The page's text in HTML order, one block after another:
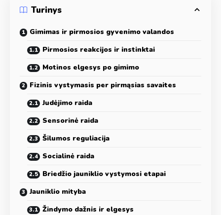
Turinys
Gimimas ir pirmosios gyvenimo valandos
Pirmosios reakcijos ir instinktai
Motinos elgesys po gimimo
Fizinis vystymasis per pirmąsias savaites
Judėjimo raida
Sensorinė raida
Šilumos reguliacija
Socialinė raida
Briedžio jauniklio vystymosi etapai
Jauniklio mityba
Žindymo dažnis ir elgesys